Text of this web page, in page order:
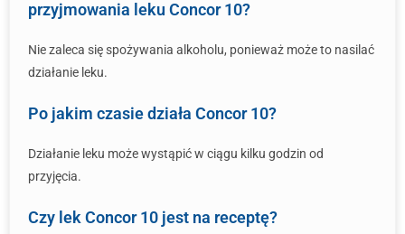
przyjmowania leku Concor 10?
Nie zaleca się spożywania alkoholu, ponieważ może to nasilać
działanie leku.
Po jakim czasie działa Concor 10?
Działanie leku może wystąpić w ciągu kilku godzin od
przyjęcia.
Czy lek Concor 10 jest na receptę?